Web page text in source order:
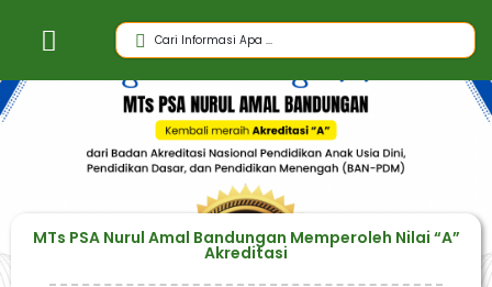
MTs PSA Nurul Amal Bandungan Memperoleh Nilai “A”
Akreditasi